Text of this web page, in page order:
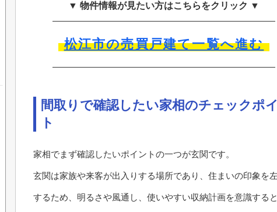
▼ 物件情報が見たい方はこちらをクリック ▼
松江市の売買戸建て一覧へ進む
間取りで確認したい家相のチェックポ
ト
家相でまず確認したいポイントの一つが玄関です。
玄関は家族や来客が出入りする場所であり、住まいの印象を
するため、明るさや風通し、使いやすい収納計画を意識する